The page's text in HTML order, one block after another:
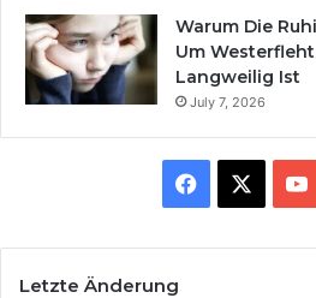
Warum Die
Um
Langweilig Ist
July 7, 2026
Facebook
Letzte Änderung